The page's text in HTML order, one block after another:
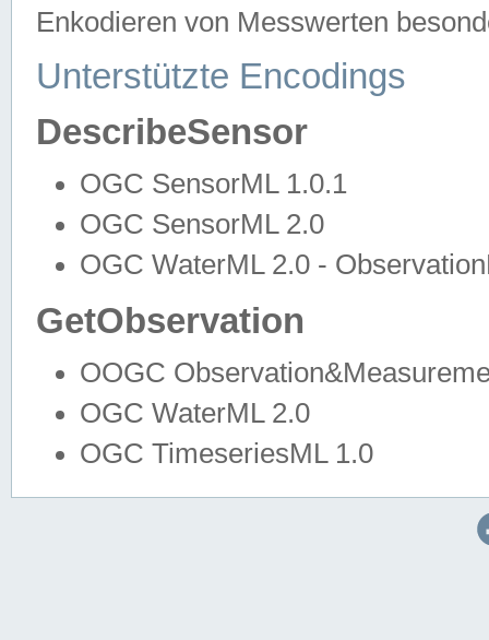
Enkodieren von Messwerten
Unterstützte Encodings
DescribeSensor
OGC SensorML 1.0.1
OGC SensorML 2.0
OGC WaterML 2.0 -
GetObservation
OOGC
OGC WaterML 2.0
OGC TimeseriesML 1.0